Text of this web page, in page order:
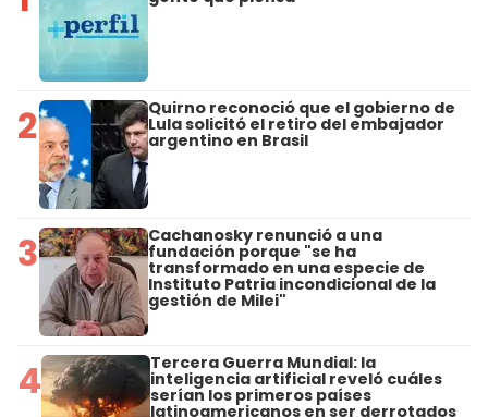
2 Quirno reconoció que el gobierno de
Lula solicitó el retiro del embajador
argentino en Brasil
3 Cachanosky renunció a una
fundación porque "se ha
transformado en una especie de
Instituto Patria incondicional de la
gestión de Milei"
4 Tercera Guerra Mundial: la
inteligencia artificial reveló cuáles
serían los primeros países
latinoamericanos en ser derrotados